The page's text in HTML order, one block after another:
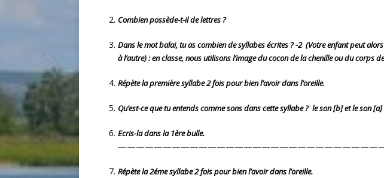
Combien possède-t-il de lettres ?
Dans le mot balai, tu as combien de syllabes écrites ?-2 (Votre enfant peut
à l’autre) : en classe, nous utilisons l’image du cocon de la chenille ou du corps
Répète la première syllabe 2 fois pour bien l’avoir dans l’oreille.
Qu’est-ce que tu entends comme sons dans cette syllabe ? le son [b] et le son [a]
Ecris-la dans la 1ère bulle.
Répète la 2éme syllabe 2 fois pour bien l’avoir dans l’oreille.